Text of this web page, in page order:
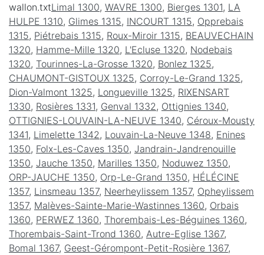
wallon.txtLimal 1300, WAVRE 1300, Bierges 1301, LA
HULPE 1310, Glimes 1315, INCOURT 1315, Opprebais
1315, Piétrebais 1315, Roux-Miroir 1315, BEAUVECHAIN
1320, Hamme-Mille 1320, L'Ecluse 1320, Nodebais
1320, Tourinnes-La-Grosse 1320, Bonlez 1325,
CHAUMONT-GISTOUX 1325, Corroy-Le-Grand 1325,
Dion-Valmont 1325, Longueville 1325, RIXENSART
1330, Rosières 1331, Genval 1332 , Ottignies 1340,
OTTIGNIES-LOUVAIN-LA-NEUVE 1340, Céroux-Mousty
1341, Limelette 1342 , Louvain-La-Neuve 1348, Enines
1350, Folx-Les-Caves 1350, Jandrain-Jandrenouille
1350, Jauche 1350, Marilles 1350, Noduwez 1350,
ORP-JAUCHE 1350, Orp-Le-Grand 1350, HÉLÉCINE
1357, Linsmeau 1357, Neerheylissem 1357, Opheylissem
1357, Malèves-Sainte-Marie-Wastinnes 1360, Orbais
1360, PERWEZ 1360, Thorembais-Les-Béguines 1360,
Thorembais-Saint-Trond 1360, Autre-Eglise 1367,
Bomal 1367, Geest-Gérompont-Petit-Rosière 1367,